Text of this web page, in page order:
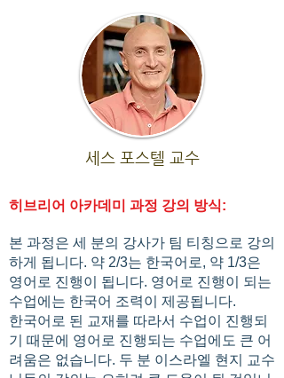
세스 포스텔 교수
히브리어 아카데미 과정 강의 방식:
본 과정은 세 분의 강사가 팀 티칭으로 강의
하게 됩니다. 약 2/3는 한국어로, 약 1/3은
영어로 진행이 됩니다. 영어로 진행이 되는
수업에는 한국어 조력이 제공됩니다.
한국어로 된 교재를 따라서 수업이 진행되
기 때문에 영어로 진행되는 수업에도 큰 어
려움은 없습니다. 두 분 이스라엘 현지 교수